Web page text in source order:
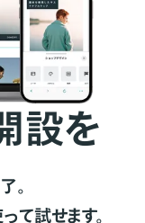
設を
。
て試せます。